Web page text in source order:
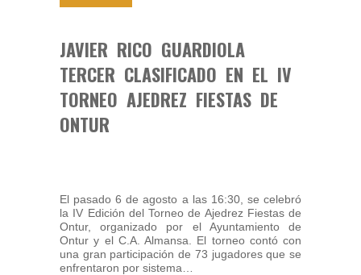
JAVIER RICO GUARDIOLA
TERCER CLASIFICADO EN EL IV
TORNEO AJEDREZ FIESTAS DE
ONTUR
El pasado 6 de agosto a las 16:30, se celebró
la IV Edición del Torneo de Ajedrez Fiestas de
Ontur, organizado por el Ayuntamiento de
Ontur y el C.A. Almansa. El torneo contó con
una gran participación de 73 jugadores que se
enfrentaron por sistema…